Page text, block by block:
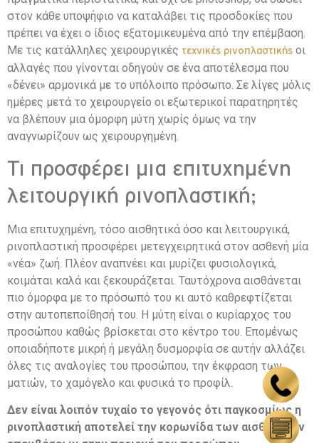
στον κάθε υποψήφιο να καταλάβει τις προσδοκίες που
πρέπει να έχει ο ίδιος εξατομικευμένα από την επέμβαση.
Με τις κατάλληλες χειρουργικές τεχνικές ρινοπλαστικής οι
αλλαγές που γίνονται οδηγούν σε ένα αποτέλεσμα που
«δένει» αρμονικά με το υπόλοιπο πρόσωπο. Σε λίγες μόλις
ημέρες μετά το χειρουργείο οι εξωτερικοί παρατηρητές
να βλέπουν μια όμορφη μύτη χωρίς όμως να την
αναγνωρίζουν ως χειρουργημένη.
Τι προσφέρει μια επιτυχημένη
λειτουργική ρινοπλαστική;
Μια επιτυχημένη, τόσο αισθητικά όσο και λειτουργικά,
ρινοπλαστική προσφέρει μετεγχειρητικά στον ασθενή μία
«νέα» ζωή. Πλέον αναπνέει και μυρίζει φυσιολογικά,
κοιμάται καλά και ξεκουράζεται. Ταυτόχρονα αισθάνεται
πιο όμορφα με το πρόσωπό του κι αυτό καθρεφτίζεται
στην αυτοπεποίθησή του. Η μύτη είναι ο κυρίαρχος του
προσώπου καθώς βρίσκεται στο κέντρο του. Επομένως
οποιαδήποτε μικρή ή μεγάλη δυσμορφία σε αυτήν αλλάζει
όλες τις αναλογίες του προσώπου, την έκφραση των
ματιών, το χαμόγελο και φυσικά το προφίλ.
Δεν είναι λοιπόν τυχαίο το γεγονός ότι παγκοσμίως η
ρινοπλαστική αποτελεί την κορωνίδα των αισθητικών